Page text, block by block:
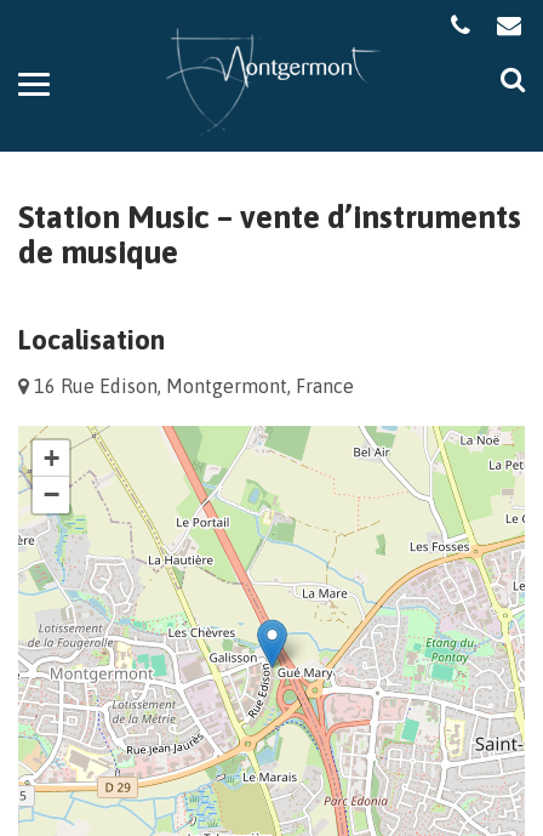
Aller
la
Station Music – vente d’instruments
de musique
Localisation
16 Rue Edison, Montgermont, France
+
−